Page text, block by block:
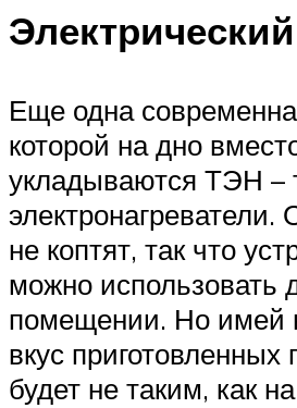
Еще одна
которой на дно
укладываются ТЭН –
электронагреватели.
не коптят, так что
можно использовать
помещении. Но имей
вкус приготовленных
будет не таким, как